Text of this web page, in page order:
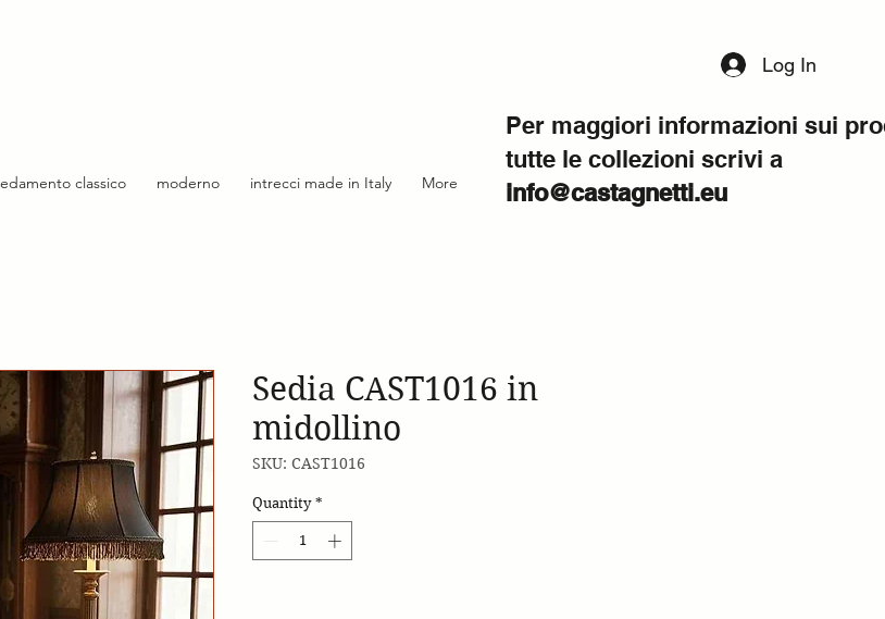
Log In
classico moderno intrecci made in Italy More
Per maggiori informazioni sui
tutte le collezioni scrivi a
info@castagnetti.eu
Sedia CAST1016 in
midollino
SKU: CAST1016
Quantity *